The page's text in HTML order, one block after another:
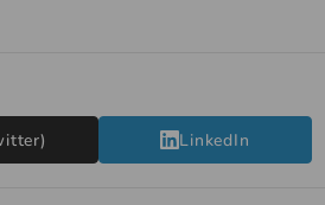
LinkedIn